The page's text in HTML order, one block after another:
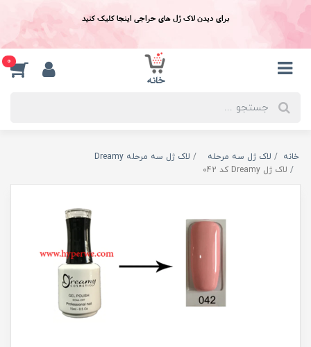
برای دیدن لاک ژل های حراجی اینجا کلیک کنید
0
خانه لاک ژل سه مرحله
لاک ژل سه مرحله Dreamy
لاک ژل Dreamy کد 042